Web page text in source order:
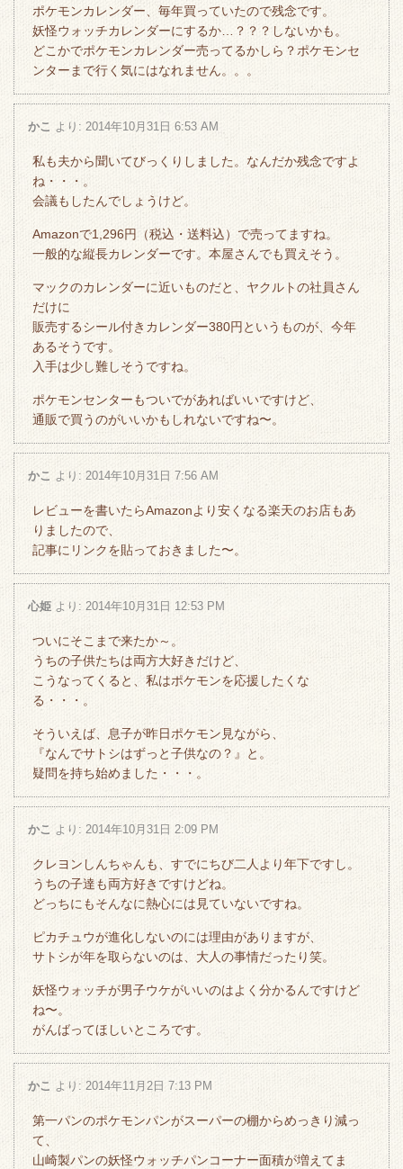
ポケモンカレンダー、毎年買っていたので残念です。
妖怪ウォッチカレンダーにするか…？？？しないかも。
どこかでポケモンカレンダー売ってるかしら？ポケモンセ
ンターまで行く気にはなれません。。。
かこ より: 2014年10月31日 6:53 AM
私も夫から聞いてびっくりしました。なんだか残念ですよ
ね・・・。
会議もしたんでしょうけど。
Amazonで1,296円（税込・送料込）で売ってますね。
一般的な縦長カレンダーです。本屋さんでも買えそう。
マックのカレンダーに近いものだと、ヤクルトの社員さん
だけに
販売するシール付きカレンダー380円というものが、今年
あるそうです。
入手は少し難しそうですね。
ポケモンセンターもついでがあればいいですけど、
通販で買うのがいいかもしれないですね〜。
かこ より: 2014年10月31日 7:56 AM
レビューを書いたらAmazonより安くなる楽天のお店もあ
りましたので、
記事にリンクを貼っておきました〜。
心姫 より: 2014年10月31日 12:53 PM
ついにそこまで来たか～。
うちの子供たちは両方大好きだけど、
こうなってくると、私はポケモンを応援したくな
る・・・。
そういえば、息子が昨日ポケモン見ながら、
『なんでサトシはずっと子供なの？』と。
疑問を持ち始めました・・・。
かこ より: 2014年10月31日 2:09 PM
クレヨンしんちゃんも、すでにちび二人より年下ですし。
うちの子達も両方好きですけどね。
どっちにもそんなに熱心には見ていないですね。
ピカチュウが進化しないのには理由がありますが、
サトシが年を取らないのは、大人の事情だったり笑。
妖怪ウォッチが男子ウケがいいのはよく分かるんですけど
ね〜。
がんばってほしいところです。
かこ より: 2014年11月2日 7:13 PM
第一パンのポケモンパンがスーパーの棚からめっきり減っ
て、
山崎製パンの妖怪ウォッチパンコーナー面積が増えてま